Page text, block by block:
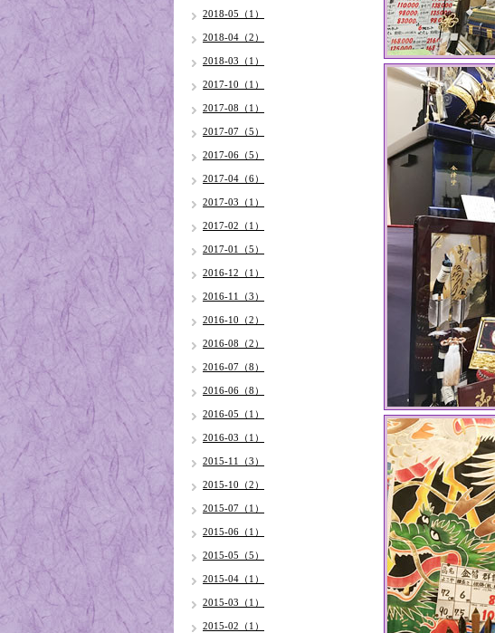
2018-05（1）
2018-04（2）
2018-03（1）
2017-10（1）
2017-08（1）
2017-07（5）
2017-06（5）
2017-04（6）
2017-03（1）
2017-02（1）
2017-01（5）
2016-12（1）
2016-11（3）
2016-10（2）
2016-08（2）
2016-07（8）
2016-06（8）
2016-05（1）
2016-03（1）
2015-11（3）
2015-10（2）
2015-07（1）
2015-06（1）
2015-05（5）
2015-04（1）
2015-03（1）
2015-02（1）